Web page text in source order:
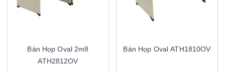
Bàn Họp Oval 2m8
ATH2812OV
Bàn Họp Oval ATH1810OV